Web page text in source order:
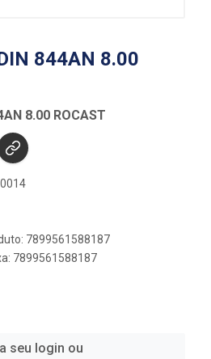
844AN 8.00
8.00 ROCAST
7899561588187
7899561588187
seu login ou